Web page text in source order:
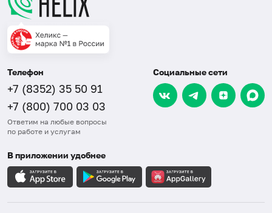
Телефон
+7 (8352) 35 50 91
+7 (800) 700 03 03
Ответим на любые вопросы
по работе и услугам
Социальные сети
В приложении удобнее